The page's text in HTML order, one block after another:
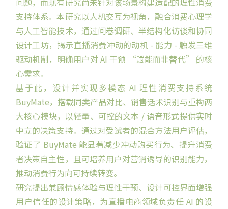
支持体系。本研究以人机交互为视角，融合消费心理学
与人工智能技术，通过问卷调研、半结构化访谈和协同
设计工坊，揭示直播消费冲动的动机 - 能力 - 触发三维
驱动机制，明确用户对 AI 干预 “赋能而非替代” 的核
心需求。
基于此，设计并实现多模态 AI 理性消费支持系统
BuyMate，搭载同类产品对比、销售话术识别与重构两
大核心模块，以轻量、可控的文本 / 语音形式提供实时
中立的决策支持。通过对受试者的混合方法用户评估，
验证了 BuyMate 能显著减少冲动购买行为、提升消费
者决策自主性，且可培养用户对营销诱导的识别能力，
推动消费行为向可持续转变。
研究提出兼顾情感体验与理性干预、设计可控界面增强
用户信任的设计策略，为直播电商领域负责任 AI 的设